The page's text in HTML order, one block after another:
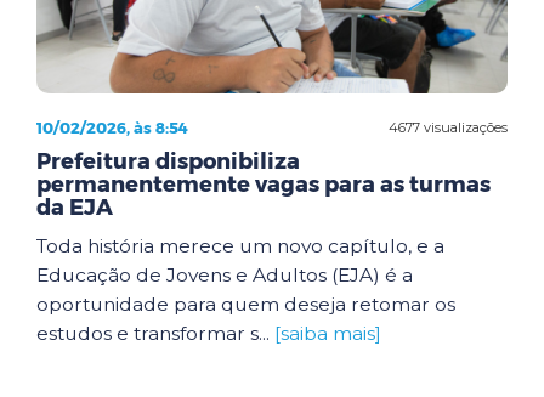
4677 visualizações
10/02/2026, às 8:54
Prefeitura disponibiliza
permanentemente vagas para as turmas
da EJA
Toda história merece um novo capítulo, e a
Educação de Jovens e Adultos (EJA) é a
oportunidade para quem deseja retomar os
estudos e transformar s... [saiba mais]